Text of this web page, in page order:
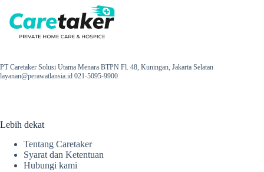
PT Caretaker Solusi Utama Menara BTPN Fl. 48, Kuningan, Jakarta Selatan
layanan@perawatlansia.id 021-5095-9900
Lebih dekat
Tentang Caretaker
Syarat dan Ketentuan
Hubungi kami